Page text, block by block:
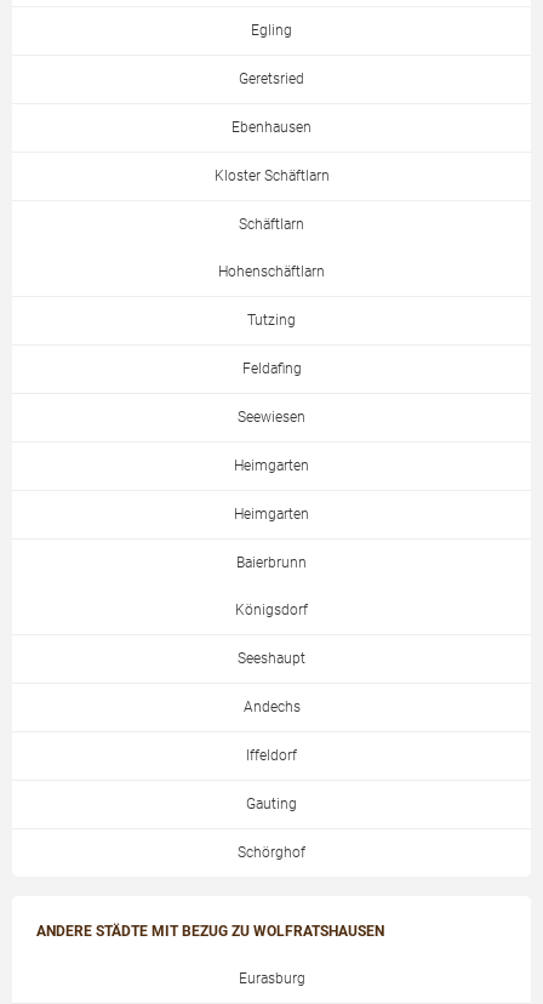
Egling
Geretsried
Ebenhausen
Kloster Schäftlarn
Schäftlarn
Hohenschäftlarn
Tutzing
Feldafing
Seewiesen
Heimgarten
Heimgarten
Baierbrunn
Königsdorf
Seeshaupt
Andechs
Iffeldorf
Gauting
Schörghof
ANDERE STÄDTE MIT BEZUG ZU WOLFRATSHAUSEN
Eurasburg